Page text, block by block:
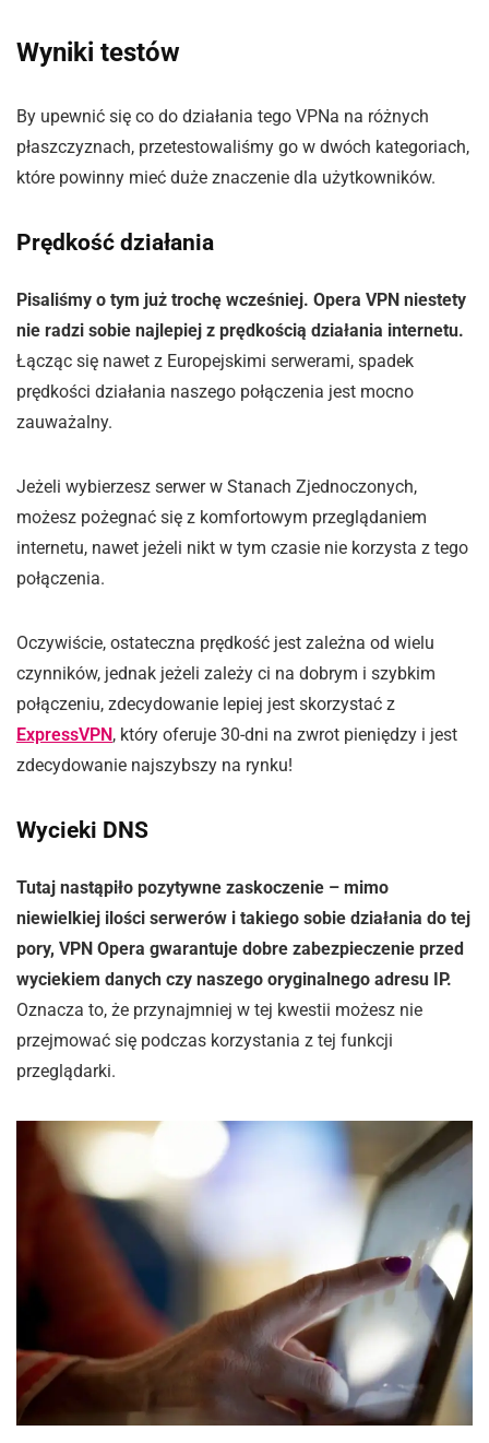
Wyniki testów
By upewnić się co do działania tego VPNa na różnych
płaszczyznach, przetestowaliśmy go w dwóch kategoriach,
które powinny mieć duże znaczenie dla użytkowników.
Prędkość działania
Pisaliśmy o tym już trochę wcześniej. Opera VPN niestety
nie radzi sobie najlepiej z prędkością działania internetu.
Łącząc się nawet z Europejskimi serwerami, spadek
prędkości działania naszego połączenia jest mocno
zauważalny.
Jeżeli wybierzesz serwer w Stanach Zjednoczonych,
możesz pożegnać się z komfortowym przeglądaniem
internetu, nawet jeżeli nikt w tym czasie nie korzysta z tego
połączenia.
Oczywiście, ostateczna prędkość jest zależna od wielu
czynników, jednak jeżeli zależy ci na dobrym i szybkim
połączeniu, zdecydowanie lepiej jest skorzystać z
ExpressVPN, który oferuje 30-dni na zwrot pieniędzy i jest
zdecydowanie najszybszy na rynku!
Wycieki DNS
Tutaj nastąpiło pozytywne zaskoczenie – mimo
niewielkiej ilości serwerów i takiego sobie działania do tej
pory, VPN Opera gwarantuje dobre zabezpieczenie przed
wyciekiem danych czy naszego oryginalnego adresu IP.
Oznacza to, że przynajmniej w tej kwestii możesz nie
przejmować się podczas korzystania z tej funkcji
przeglądarki.